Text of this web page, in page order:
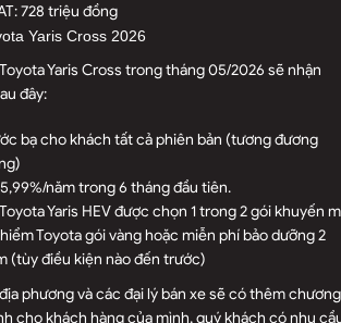
728 triệu đồng
Yaris Cross 2026
Yaris Cross trong tháng 05/2026 sẽ nhận
đây:
bạ cho khách tất cả phiên bản (tương đương
năm trong 6 tháng đầu tiên.
Yaris HEV được chọn 1 trong 2 gói khuyến
Toyota gói vàng hoặc miễn phí bảo dưỡng 2
(tùy điều kiện nào đến trước)
phương và các đại lý bán xe sẽ có thêm chương
cho khách hàng của mình, quý khách có nhu